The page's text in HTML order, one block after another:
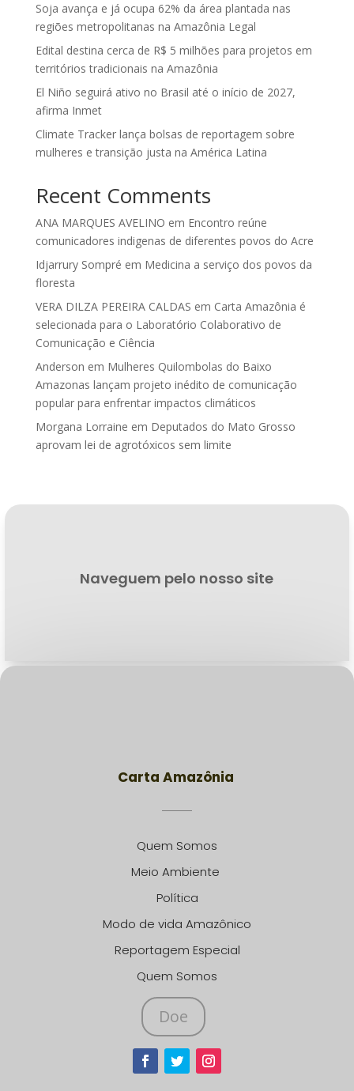
Soja avança e já ocupa 62% da área plantada nas
regiões metropolitanas na Amazônia Legal
Edital destina cerca de R$ 5 milhões para projetos em
territórios tradicionais na Amazônia
El Niño seguirá ativo no Brasil até o início de 2027,
afirma Inmet
Climate Tracker lança bolsas de reportagem sobre
mulheres e transição justa na América Latina
Recent Comments
ANA MARQUES AVELINO em Encontro reúne
comunicadores indigenas de diferentes povos do Acre
Idjarrury Sompré em Medicina a serviço dos povos da
floresta
VERA DILZA PEREIRA CALDAS em Carta Amazônia é
selecionada para o Laboratório Colaborativo de
Comunicação e Ciência
Anderson em Mulheres Quilombolas do Baixo
Amazonas lançam projeto inédito de comunicação
popular para enfrentar impactos climáticos
Morgana Lorraine em Deputados do Mato Grosso
aprovam lei de agrotóxicos sem limite
Naveguem pelo nosso site
Carta Amazônia
Quem Somos
Meio Ambiente
Política
Modo de vida Amazônico
Reportagem Especial
Quem Somos
Doe